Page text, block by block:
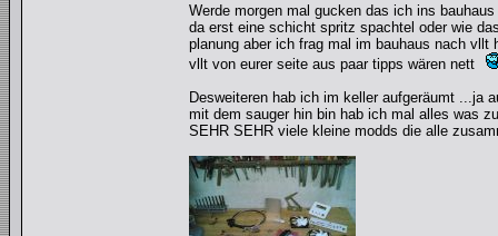
Werde morgen mal gucken das ich ins
da erst eine schicht spritz spachtel oder wie
planung aber ich frag mal im bauhaus nach
vllt von eurer seite aus paar tipps wären nett
Desweiteren hab ich im keller aufgeräumt ...ja
mit dem sauger hin bin hab ich mal alles was
SEHR SEHR viele kleine modds die alle